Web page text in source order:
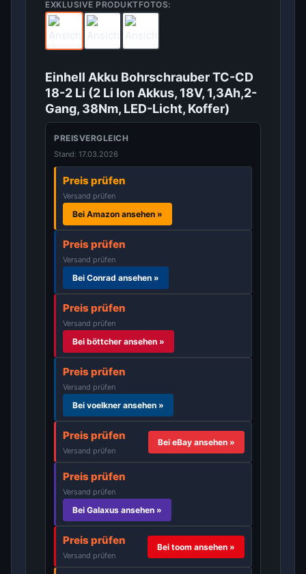
EXKLUSIVE PRODUKTFOTOS:
Einhell Akku Bohrschrauber TC-CD
18-2 Li (2 Li Ion Akkus, 18V, 1,3Ah,2-
Gang, 38Nm, LED-Licht, Koffer)
PREISVERGLEICH
Stand: 17.03.2026
Preis prüfen
Versand prüfen
Bei Amazon ansehen »
Preis prüfen
Versand prüfen
Bei Conrad ansehen »
Preis prüfen
Versand prüfen
Bei böttcher ansehen »
Preis prüfen
Versand prüfen
Bei voelkner ansehen »
Preis prüfen
Versand prüfen
Bei eBay ansehen »
Preis prüfen
Versand prüfen
Bei Galaxus ansehen »
Preis prüfen
Versand prüfen
Bei toom ansehen »